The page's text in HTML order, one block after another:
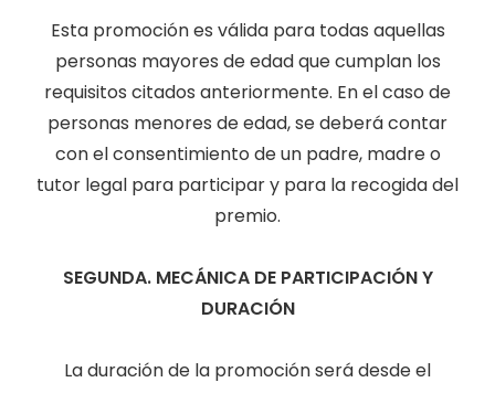
Esta promoción es válida para todas aquellas
personas mayores de edad que cumplan los
requisitos citados anteriormente. En el caso de
personas menores de edad, se deberá contar
con el consentimiento de un padre, madre o
tutor legal para participar y para la recogida del
premio.
SEGUNDA. MECÁNICA DE PARTICIPACIÓN Y
DURACIÓN
La duración de la promoción será desde el